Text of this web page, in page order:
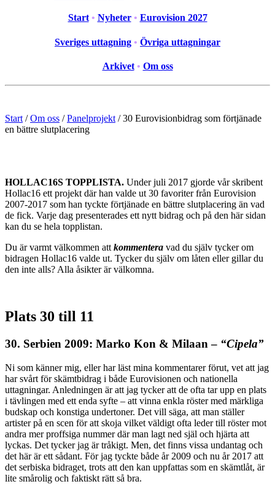
Start • Nyheter • Eurovision 2027
Sveriges uttagning • Övriga uttagningar
Arkivet • Om oss
Start / Om oss / Panelprojekt / 30 Eurovisionbidrag som förtjänade
en bättre slutplacering
HOLLAC16S TOPPLISTA. Under juli 2017 gjorde vår skribent
Hollac16 ett projekt där han valde ut 30 favoriter från Eurovision
2007-2017 som han tyckte förtjänade en bättre slutplacering än vad
de fick. Varje dag presenterades ett nytt bidrag och på den här sidan
kan du se hela topplistan.
Du är varmt välkommen att kommentera vad du själv tycker om
bidragen Hollac16 valde ut. Tycker du själv om låten eller gillar du
den inte alls? Alla åsikter är välkomna.
Plats 30 till 11
30. Serbien 2009: Marko Kon & Milaan – “Cipela”
Ni som känner mig, eller har läst mina kommentarer förut, vet att jag
har svårt för skämtbidrag i både Eurovisionen och nationella
uttagningar. Anledningen är att jag tycker att de ofta tar upp en plats
i tävlingen med ett enda syfte – att vinna enkla röster med märkliga
budskap och konstiga undertoner. Det vill säga, att man ställer
artister på en scen för att skoja vilket väldigt ofta leder till röster mot
andra mer proffsiga nummer där man lagt ned själ och hjärta att
lyckas. Det tycker jag är tråkigt. Men, det finns vissa undantag och
det här är ett sådant. För jag tyckte både år 2009 och nu år 2017 att
det serbiska bidraget, trots att den kan uppfattas som en skämtlåt, är
lite smårolig och faktiskt rätt så bra.